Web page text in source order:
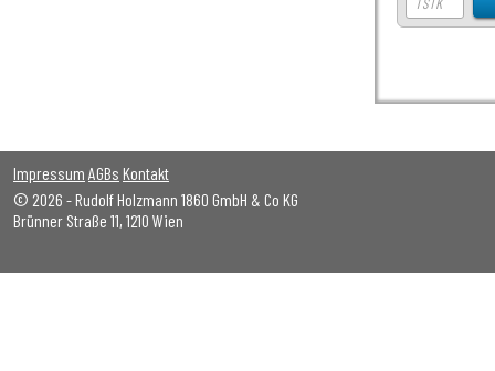
Impressum AGBs Kontakt
© 2026 - Rudolf Holzmann 1860 GmbH & Co KG
Brünner Straße 11, 1210 Wien